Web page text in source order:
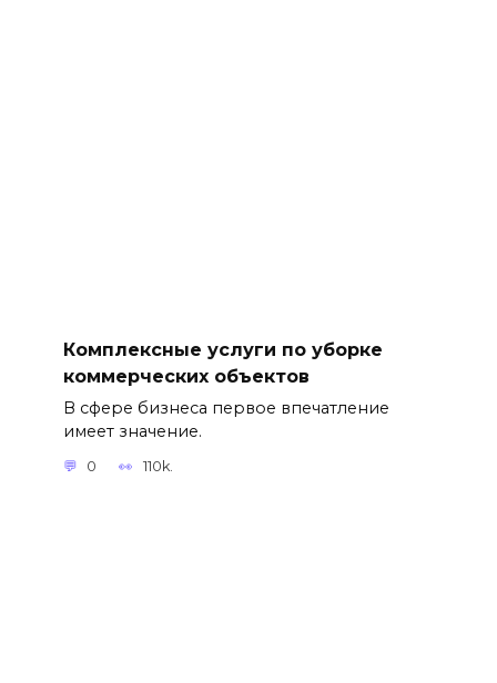
Комплексные услуги по уборке
коммерческих объектов
В сфере бизнеса первое впечатление
имеет значение.
0 110k.